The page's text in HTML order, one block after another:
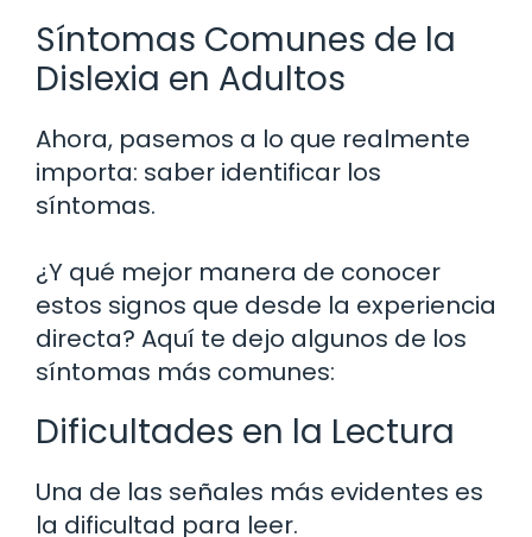
Síntomas Comunes de la
Dislexia en Adultos
Ahora, pasemos a lo que realmente
importa: saber identificar los
síntomas.
¿Y qué mejor manera de conocer
estos signos que desde la experiencia
directa? Aquí te dejo algunos de los
síntomas más comunes:
Dificultades en la Lectura
Una de las señales más evidentes es
la dificultad para leer.